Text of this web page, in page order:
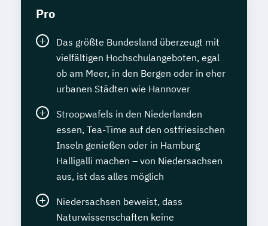
Pro
Das größte Bundesland überzeugt mit
vielfältigen Hochschulangeboten, egal
ob am Meer, in den Bergen oder in eher
urbanen Städten wie Hannover
Stroopwafels in den Niederlanden
essen, Tea-Time auf den ostfriesischen
Inseln genießen oder in Hamburg
Halligalli machen – von Niedersachsen
aus, ist das alles möglich
Niedersachsen beweist, dass
Naturwissenschaften keine